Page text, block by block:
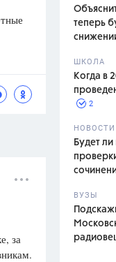
теперь
ШКОЛА
Когда в
2
НОВОСТИ
Будет
ВУЗЫ
за